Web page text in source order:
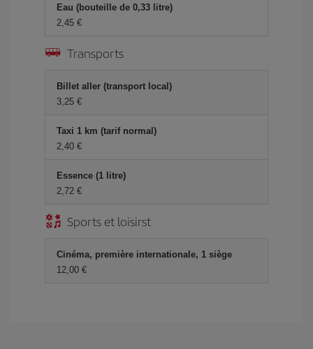
Eau (bouteille de 0,33 litre)
2,45 €
Transports
Billet aller (transport local)
3,25 €
Taxi 1 km (tarif normal)
2,40 €
Essence (1 litre)
2,72 €
Sports et loisirst
Cinéma, première internationale, 1 siège
12,00 €